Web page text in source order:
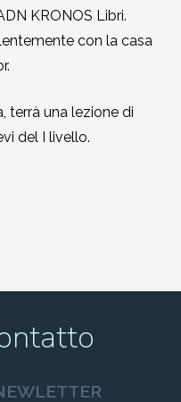
KRONOS Libri.
con la casa
terrà una lezione di
del I livello.